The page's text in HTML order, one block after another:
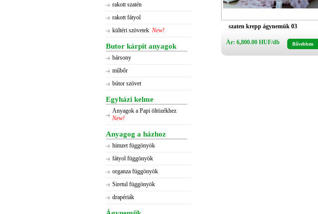
rakott szatén
rakott fátyol
kültéri szövetek New!
Butor kárpit anyagok
bársony
műbőr
bútor szövet
Egyházi kelme
Anyagok a Papi öltözékhez
New!
Anyagog a házhoz
himzet függönyök
fátyol függönyök
organza függönyök
Siretul függönyök
drapériák
szaten krepp ágynemük 03
Ár: 6,800.00 HUF/db Bővebben